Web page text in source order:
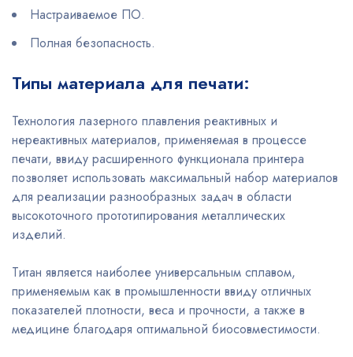
Настраиваемое ПО.
Полная безопасность.
Типы материала для печати:
Технология лазерного плавления реактивных и
нереактивных материалов, применяемая в процессе
печати, ввиду расширенного функционала принтера
позволяет использовать максимальный набор материалов
для реализации разнообразных задач в области
высокоточного прототипирования металлических
изделий.
Титан является наиболее универсальным сплавом,
применяемым как в промышленности ввиду отличных
показателей плотности, веса и прочности, а также в
медицине благодаря оптимальной биосовместимости.